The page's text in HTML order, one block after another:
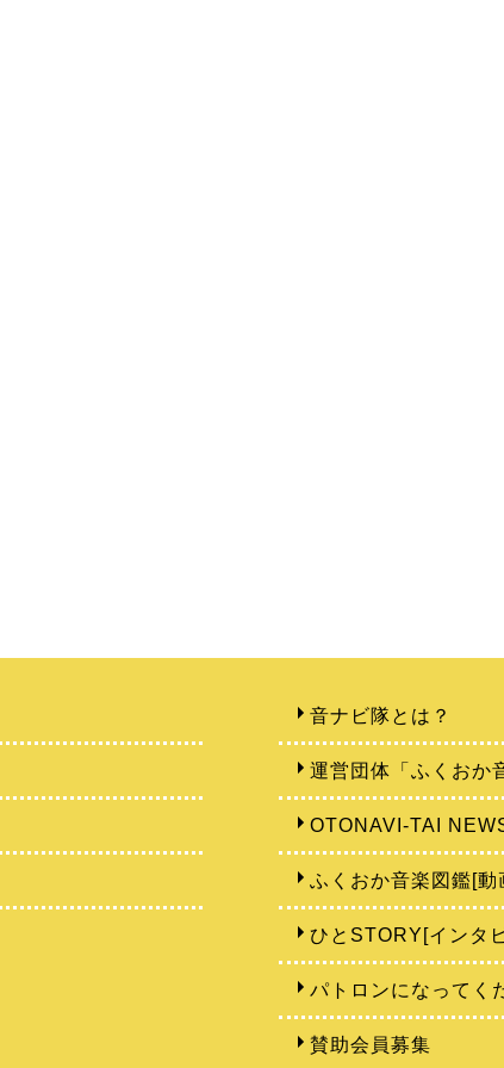
音ナビ隊とは？
運営団体「ふくおか
OTONAVI-TAI
ふくおか音楽図鑑[動
ひとSTORY[インタ
パトロンになってく
賛助会員募集